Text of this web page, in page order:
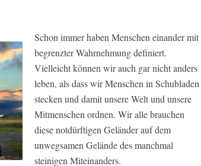
Schon immer haben Menschen einander mit
begrenzter Wahrnehmung definiert.
Vielleicht können wir auch gar nicht anders
leben, als dass wir Menschen in Schubladen
stecken und damit unsere Welt und unsere
Mitmenschen ordnen. Wir alle brauchen
diese notdürftigen Geländer auf dem
unwegsamen Gelände des manchmal
steinigen Miteinanders.